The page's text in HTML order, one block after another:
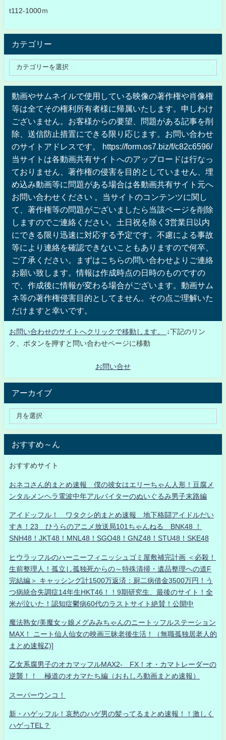
t112-1000ｍ
カテゴリー
動画やサムネイルで使用している映像の著作権や肖像権
等は全てその権利所有者様に帰属いたします。申しわけ
ございません。お客様からの要望、問題がある記事を削
除、送信防止措置にできる限り応じます。お問い合わせ
のサイトアドレスです。 https://form.os7.biz/f/c82c6596/
当サイトは各動画共有サイトへのアップロードは行なっ
ておりません、著作権の侵害を目的としていません、埋
め込み動画等に問題がある場合は各動画共有サイト元へ
お問い合わせください 。当サイトのコンテンツに関し
て、著作権等の問題がございましたら当該ページを削除
しますのでご連絡ください。土日祝を除く3営業日以内
にできる限り迅速に対応する予定です。不慮による事故
等により連絡を確認できないこともありますので何卒、
ご了承ください。まずはこちらの問い合わせよりご連絡
お願い致します。情報は作成時点の日時のものですの
で、作成後に情報が変わる場合がございます。動画サム
ネ等の著作権侵害目的としてません。その点ご理解いた
だけますと幸いです。
お問い合わせのサイトへクリックで移動します。
↓下記のリン
ク、ボタンを押すと問い合わせページに移動
お問い合せ
アーカイブ
おすすめ～ん
おすすめサイト
おネコさん的まとめ速報 僕の彼女はエリーちゃん人形！豆腐メ
ンタルメンヘラ電波中年アルバイターのぬいぐるみ男子末路編
アイドッフル！ ワタクシ的まとめ速報 地下格闘アイドルだい
すき！23 ひうらのアニメ放送局101ちゃんねる BNK48 ！
SNH48！JKT48！MNL48！SGO48！GNZ48！STU48！SKE48
ヒウラッフルのハーニーフィニッシュゴミ屋敷補完計画 ＜必殺！
生前整理人！孤立し孤独死からの～特殊清掃・遺品整理への道F
完結編＞ キャッシング計1500万返済：厨二病借金3500万円！う
つ病統合失調症14年生HKT46！！9期研究生、最後のサイト！全
米が泣いた！認知症鬱病60代のラストサイト絶賛！公開中
魔法熟女/美魔女ッ娘メグみみちゃんのニートッフルステーション
MAX！ ニート仙人仙女の映画三昧老後生活！（無職孤独居老人的
まとめ速報Z)]
乙女系腐男子のオカマッフルMAX2- FX！オ・カマトレーダーの
逆襲！！ 極道のオカマたち編（おもしろ動画まとめ速報）
スーパーウンコ！
新・ハゲッフル！哀愁のハゲ男の髪ってるまとめ速報！！激しく
ハゲっTEL？